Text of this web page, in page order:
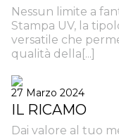
Nessun limite a
Stampa UV, la
versatile che
qualità della[...]
27 Marzo 2024
IL RICAMO
Dai valore al tuo